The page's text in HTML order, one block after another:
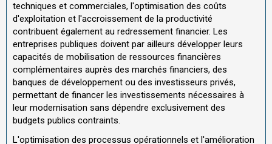
techniques et commerciales, l'optimisation des coûts
d'exploitation et l'accroissement de la productivité
contribuent également au redressement financier. Les
entreprises publiques doivent par ailleurs développer leurs
capacités de mobilisation de ressources financières
complémentaires auprès des marchés financiers, des
banques de développement ou des investisseurs privés,
permettant de financer les investissements nécessaires à
leur modernisation sans dépendre exclusivement des
budgets publics contraints.
L'optimisation des processus opérationnels et l'amélioration